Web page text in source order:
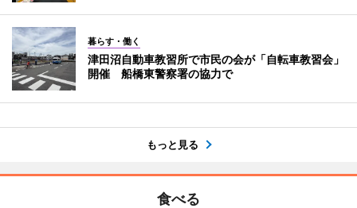
暮らす・働く
津田沼自動車教習所で市民の会が「自転車教習会」
開催 船橋東警察署の協力で
もっと見る
食べる